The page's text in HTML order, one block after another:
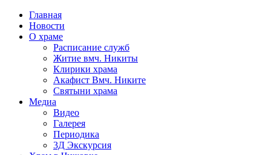
Главная
Новости
О храме
Расписание служб
Житие вмч. Никиты
Клирики храма
Акафист Вмч. Никите
Святыни храма
Медиа
Видео
Галерея
Периодика
3Д Экскурсия